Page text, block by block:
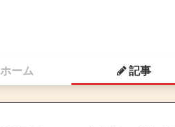
ホーム 記事